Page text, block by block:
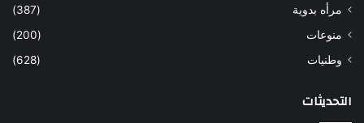
مرأه بدوية
(387)
منوعات
(200)
وطنيات
(628)
التحديثات